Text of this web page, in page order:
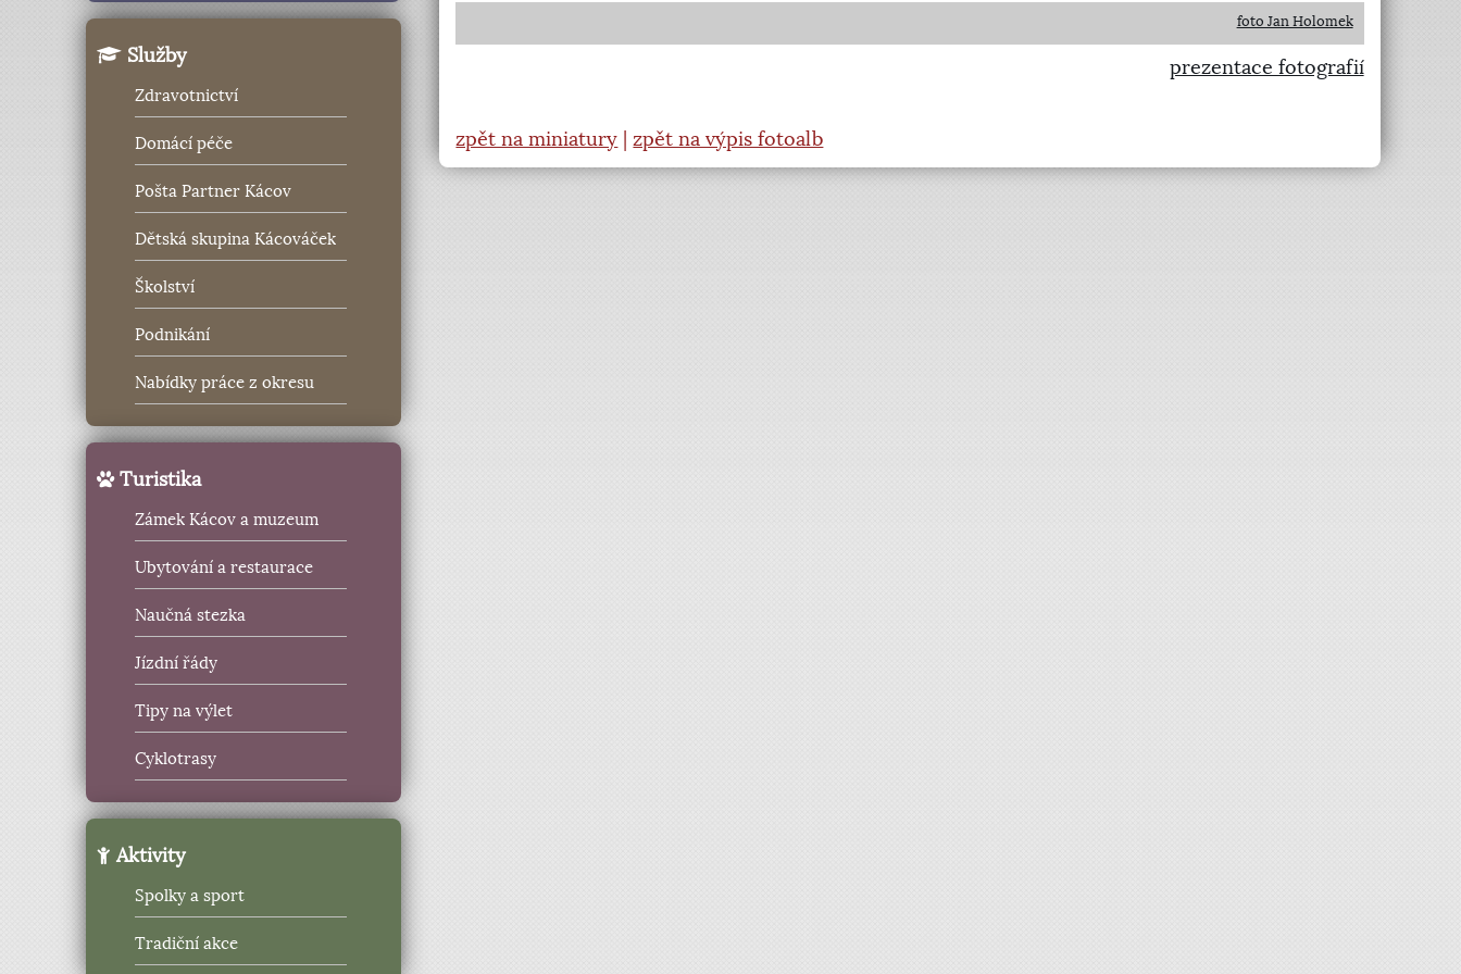
Služby
Zdravotnictví
Domácí péče
Pošta Partner Kácov
Dětská skupina Kácováček
Školství
Podnikání
Nabídky práce z okresu
Turistika
Zámek Kácov a muzeum
Ubytování a restaurace
Naučná stezka
Jízdní řády
Tipy na výlet
Cyklotrasy
Aktivity
Spolky a sport
Tradiční akce
foto Jan Holomek
prezentace fotografií
zpět na miniatury |zpět na výpis fotoalb